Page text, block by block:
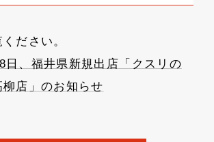
ださい。
日、福井県新規出店「クスリの
店」のお知らせ